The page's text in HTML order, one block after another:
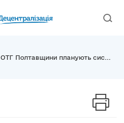
ОТГ Полтавщини планують сис...